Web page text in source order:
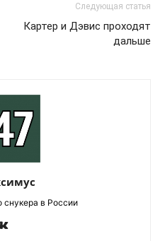
Следующая статья
Картер и Дэвис проходят
дальше
в России